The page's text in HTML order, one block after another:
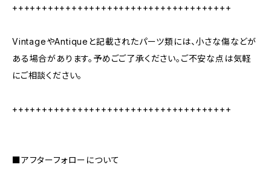
+++++++++++++++++++++++++++++++++++++
VintageやAntiqueと記載されたパーツ類には、小さな傷などが
ある場合があります。予めごご了承ください。ご不安な点は気軽
にご相談ください。
+++++++++++++++++++++++++++++++++++++
■アフターフォローについて